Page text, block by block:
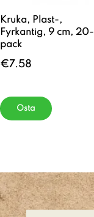
Kruka, Plast-,
Fyrkantig, 9 cm, 20-
pack
€7.58
Osta